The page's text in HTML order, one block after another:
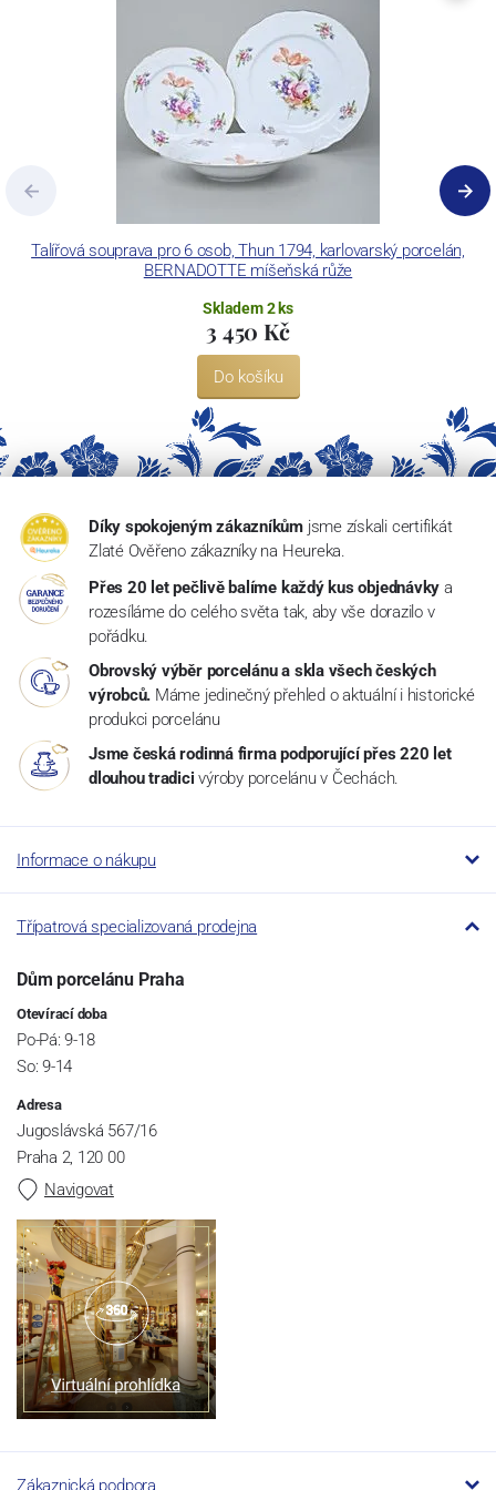
Concordia Lesov používá ochrannou známku LC a Thun Hotel &
Talířová souprava pro 6 osob, Thun 1794, karlovarský porcelán,
BERNADOTTE míšeňská růže
Skladem 2 ks
3 450 Kč
Do košíku
Díky spokojeným zákazníkům jsme získali certifikát
Zlaté Ověřeno zákazníky na Heureka.
Přes 20 let pečlivě balíme každý kus objednávky a
rozesíláme do celého světa tak, aby vše dorazilo v
pořádku.
Obrovský výběr porcelánu a skla všech českých
výrobců. Máme jedinečný přehled o aktuální i historické
produkci porcelánu
Jsme česká rodinná firma podporující přes 220 let
dlouhou tradici výroby porcelánu v Čechách.
Informace o nákupu
Třípatrová specializovaná prodejna
Dům porcelánu Praha
Otevírací doba
Po-Pá: 9-18
So: 9-14
Adresa
Jugoslávská 567/16
Praha 2, 120 00
Navigovat
Zákaznická podpora